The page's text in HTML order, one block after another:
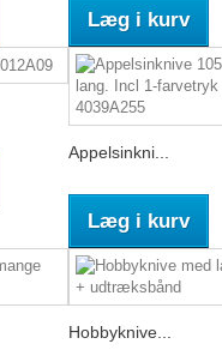
Læg i kurv
Appelsinkni...
Læg i kurv
Hobbyknive...